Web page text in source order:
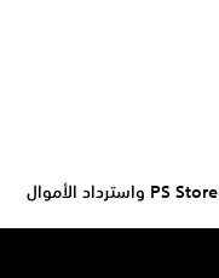
PS Store واسترداد الأموال